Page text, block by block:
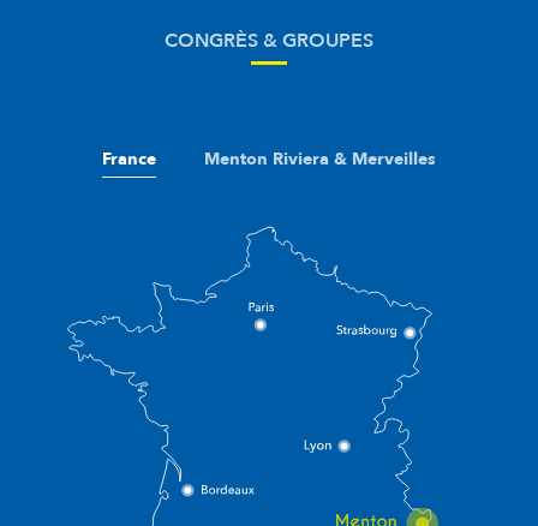
CONGRÈS & GROUPES
France Menton Riviera & Merveilles